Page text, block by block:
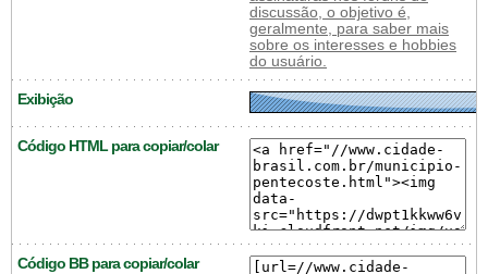
discussão, o objetivo é,
geralmente, para saber mais
sobre os interesses e hobbies
do usuário.
Exibição
Código HTML para copiar/colar
Código BB para copiar/colar